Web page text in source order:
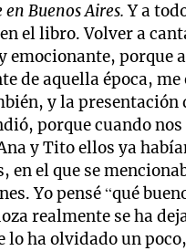
Buenos Aires.Y a
el libro. Volver a
emocionante, porque
de aquella época, me
y la presentación
porque cuando nos
y Tito ellos ya
en el que se
Yo pensé “qué
realmente se ha
lo ha olvidado un